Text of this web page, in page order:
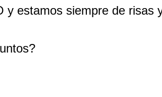
y estamos siempre de